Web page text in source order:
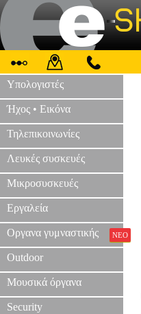
Υπολογιστές
Ήχος • Εικόνα
Τηλεπικοινωνίες
Λευκές συσκευές
Μικροσυσκευές
Εργαλεία
Οργανα γυμναστικής ΝΕΟ
Outdoor
Μουσικά όργανα
Security